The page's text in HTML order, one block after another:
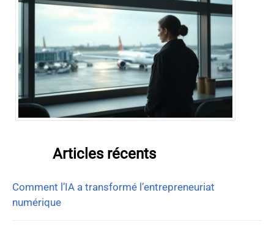
Articles récents
Comment l’IA a transformé l’entrepreneuriat
numérique